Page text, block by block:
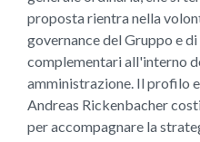
proposta rientra nella
governance del Gruppo e
complementari all'interno
amministrazione. Il profilo
Andreas Rickenbacher
per accompagnare la